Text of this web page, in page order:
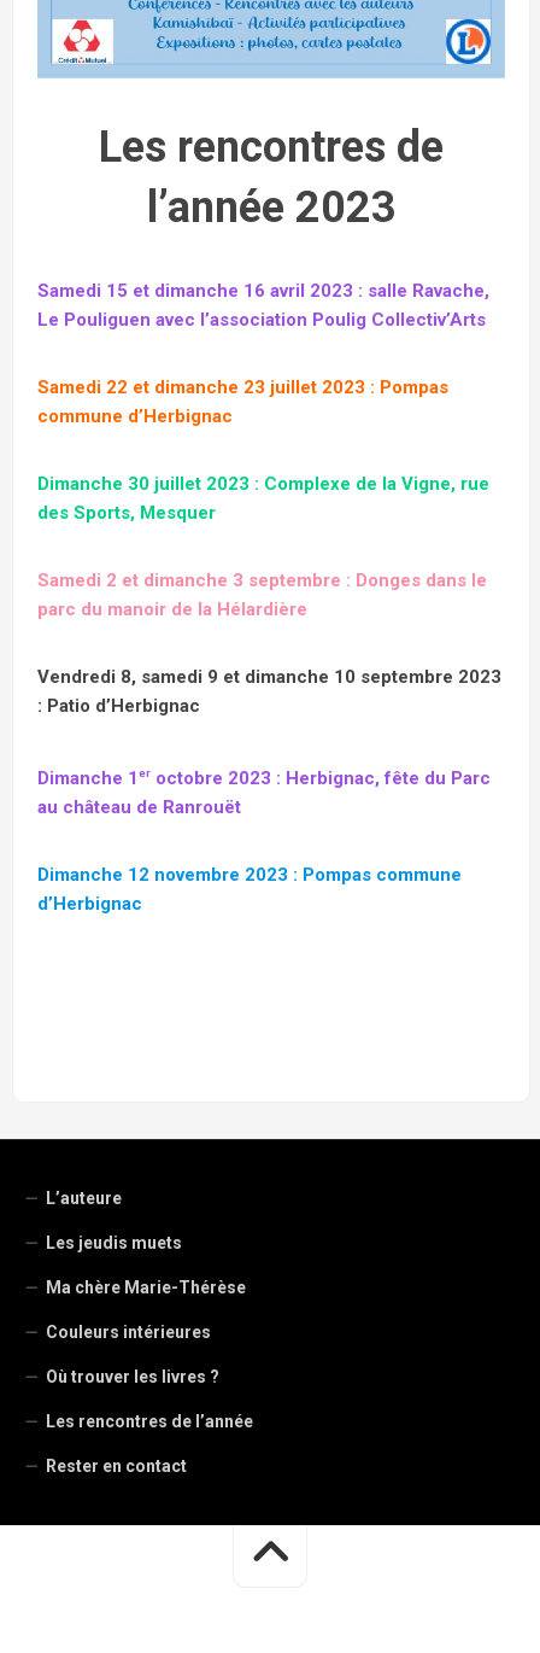
Les rencontres de
l’année 2023
Samedi 15 et dimanche 16 avril 2023 : salle Ravache,
Le Pouliguen avec l’association Poulig Collectiv’Arts
Samedi 22 et dimanche 23 juillet 2023 : Pompas
commune d’Herbignac
Dimanche 30 juillet 2023 : Complexe de la Vigne, rue
des Sports, Mesquer
Samedi 2 et dimanche 3 septembre : Donges dans le
parc du manoir de la Hélardière
Vendredi 8, samedi 9 et dimanche 10 septembre 2023
: Patio d’Herbignac
Dimanche 1 er octobre 2023 : Herbignac, fête du Parc
au château de Ranrouët
Dimanche 12 novembre 2023 : Pompas commune
d’Herbignac
L’auteure
Les jeudis muets
Ma chère Marie-Thérèse
Couleurs intérieures
Où trouver les livres ?
Les rencontres de l’année
Rester en contact